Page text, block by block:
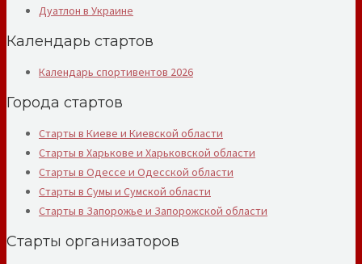
Дуатлон в Украине
Календарь стартов
Календарь спортивентов 2026
Города стартов
Старты в Киеве и Киевской области
Старты в Харькове и Харьковской области
Старты в Одессе и Одесской области
Старты в Сумы и Сумской области
Старты в Запорожье и Запорожской области
Старты организаторов